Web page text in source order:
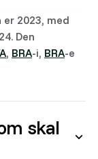
er 2023, med
Den
, BRA-i, BRA-e
skal